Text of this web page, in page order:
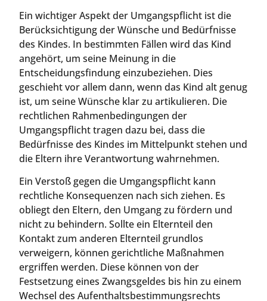
Ein wichtiger Aspekt der Umgangspflicht ist die
Berücksichtigung der Wünsche und Bedürfnisse
des Kindes. In bestimmten Fällen wird das Kind
angehört, um seine Meinung in die
Entscheidungsfindung einzubeziehen. Dies
geschieht vor allem dann, wenn das Kind alt genug
ist, um seine Wünsche klar zu artikulieren. Die
rechtlichen Rahmenbedingungen der
Umgangspflicht tragen dazu bei, dass die
Bedürfnisse des Kindes im Mittelpunkt stehen und
die Eltern ihre Verantwortung wahrnehmen.
Ein Verstoß gegen die Umgangspflicht kann
rechtliche Konsequenzen nach sich ziehen. Es
obliegt den Eltern, den Umgang zu fördern und
nicht zu behindern. Sollte ein Elternteil den
Kontakt zum anderen Elternteil grundlos
verweigern, können gerichtliche Maßnahmen
ergriffen werden. Diese können von der
Festsetzung eines Zwangsgeldes bis hin zu einem
Wechsel des Aufenthaltsbestimmungsrechts